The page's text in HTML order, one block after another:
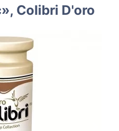
Colibri D'oro